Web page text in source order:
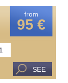
from
95 €
SEE